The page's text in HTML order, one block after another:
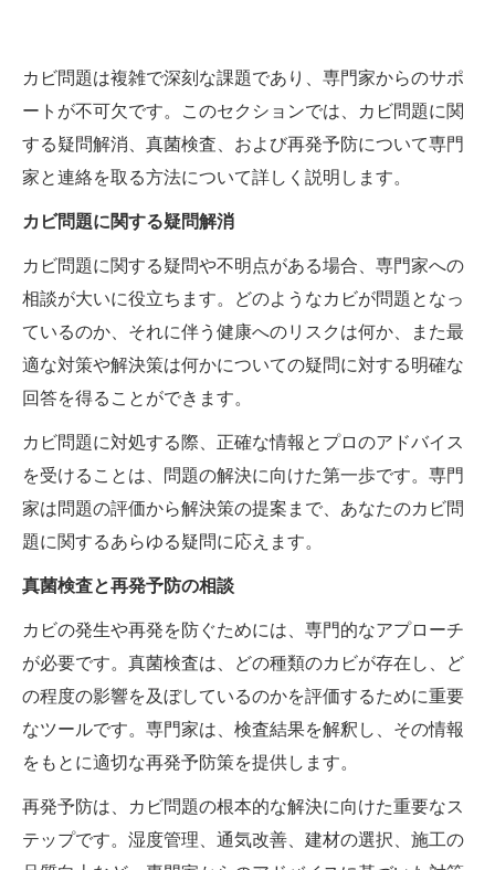
カビ問題は複雑で深刻な課題であり、専門家からのサポ
ートが不可欠です。このセクションでは、カビ問題に関
する疑問解消、真菌検査、および再発予防について専門
家と連絡を取る方法について詳しく説明します。
カビ問題に関する疑問解消
カビ問題に関する疑問や不明点がある場合、専門家への
相談が大いに役立ちます。どのようなカビが問題となっ
ているのか、それに伴う健康へのリスクは何か、また最
適な対策や解決策は何かについての疑問に対する明確な
回答を得ることができます。
カビ問題に対処する際、正確な情報とプロのアドバイス
を受けることは、問題の解決に向けた第一歩です。専門
家は問題の評価から解決策の提案まで、あなたのカビ問
題に関するあらゆる疑問に応えます。
真菌検査と再発予防の相談
カビの発生や再発を防ぐためには、専門的なアプローチ
が必要です。真菌検査は、どの種類のカビが存在し、ど
の程度の影響を及ぼしているのかを評価するために重要
なツールです。専門家は、検査結果を解釈し、その情報
をもとに適切な再発予防策を提供します。
再発予防は、カビ問題の根本的な解決に向けた重要なス
テップです。湿度管理、通気改善、建材の選択、施工の